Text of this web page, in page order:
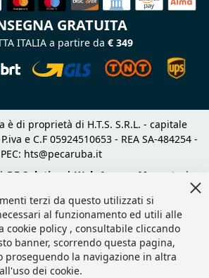
GRATUITA
ITALIA a partire da € 349
è di proprietà di H.T.S. S.R.L. - capitale
e C.F 05924510653 - REA SA-484254 -
PEC: hts@pecaruba.it
DF Solution | Web Agency Magento
|
terzi da questo utilizzati si
al funzionamento ed utili alle
policy , consultabile cliccando
banner, scorrendo questa pagina,
proseguendo la navigazione in altra
dei cookie.